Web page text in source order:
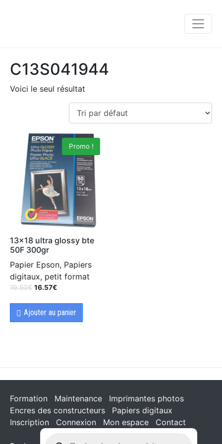
C13S041944
Voici le seul résultat
Promo !
13×18 ultra glossy bte
50F 300gr
Papier Epson, Papiers
digitaux, petit format
19.50€ 16.57€
Ajouter au panier
Formation Maintenance
Imprimantes photos
Encres des constructeurs
Papiers digitaux
Inscription
Connexion Mon espace Contact